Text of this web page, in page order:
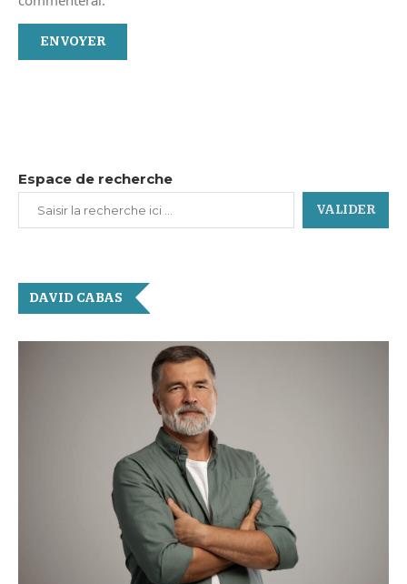
Espace de recherche
VALIDER
DAVID CABAS